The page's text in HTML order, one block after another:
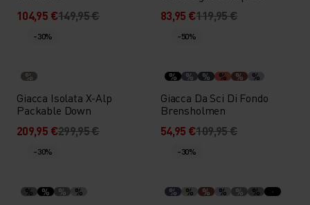
104,95 €149,95 €
83,95 €119,95 €
-30%
%
Giacca Isolata X-Alp
Packable Down
209,95 €299,95 €
-50%
% % % % % %
Giacca Da Sci Di Fondo
Brensholmen
54,95 €109,95 €
-30%
% % % %
-30%
% % % % % %